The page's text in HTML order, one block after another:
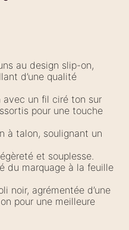
au design slip-on,
d’une qualité
avec un fil ciré ton sur
pour une touche
à talon, soulignant un
et souplesse.
du marquage à la feuille
noir, agrémentée d’une
pour une meilleure